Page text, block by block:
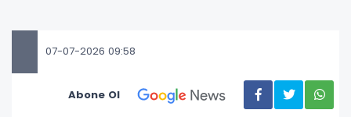
07-07-2026 09:58
Abone Ol